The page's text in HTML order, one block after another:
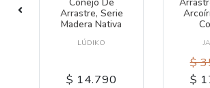
Arrastre, Serie
Madera Nativa
LÚDIKO
$ 14.790
$
$